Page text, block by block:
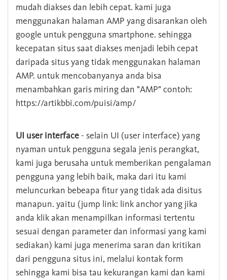
mudah diakses dan lebih cepat. kami juga
menggunakan halaman AMP yang disarankan oleh
google untuk pengguna smartphone. sehingga
kecepatan situs saat diakses menjadi lebih cepat
daripada situs yang tidak menggunakan halaman
AMP. untuk mencobanyanya anda bisa
menambahkan garis miring dan "AMP" contoh:
https://artikbbi.com/puisi/amp/
UI user interface - selain UI (user interface) yang
nyaman untuk pengguna segala jenis perangkat,
kami juga berusaha untuk memberikan pengalaman
pengguna yang lebih baik, maka dari itu kami
meluncurkan bebeapa fitur yang tidak ada disitus
manapun. yaitu (jump link: link anchor yang jika
anda klik akan menampilkan informasi tertentu
sesuai dengan parameter dan informasi yang kami
sediakan) kami juga menerima saran dan kritikan
dari pengguna situs ini, melalui kontak form
sehingga kami bisa tau kekurangan kami dan kami